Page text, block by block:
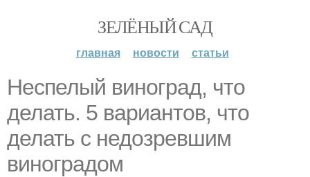
ЗЕЛЁНЫЙ САД
главная новости статьи
Неспелый виноград, что
делать. 5 вариантов, что
делать с недозревшим
виноградом